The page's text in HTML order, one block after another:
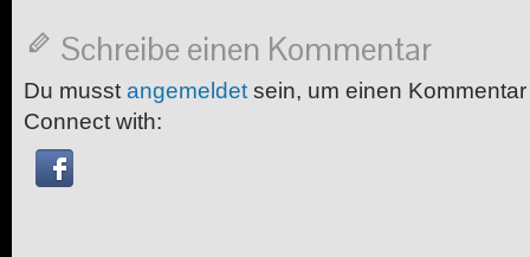
Schreibe einen Kommentar
Du musst angemeldet sein, um einen
Connect with: